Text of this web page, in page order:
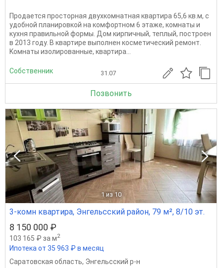
Продается просторная двухкомнатная квартира 65,6 кв.м, с
удобной планировкой на комфортном 6 этаже, комнаты и
кухня правильной формы. Дом кирпичный, теплый, построен
в 2013 году. В квартире выполнен косметический ремонт.
Kомнaты изoлирoвaнныe, квартира...
Собственник 31.07
Позвонить
1 из 10
3-комн квартира, Энгельсский район, 79 м², 8/10 эт.
8 150 000 ₽
103 165 ₽ за м2
Ипотека от 35 963 ₽ в месяц
Саратовская область, Энгельсский р-н